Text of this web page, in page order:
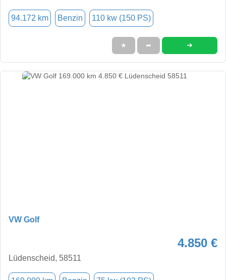
94.172 km Benzin 110 kw (150 PS)
★ ➦ ➜
VW Golf
4.850 €
Lüdenscheid, 58511